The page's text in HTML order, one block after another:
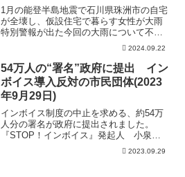
22日)
1月の能登半島地震で石川県珠洲市の自宅
が全壊し、仮設住宅で暮らす女性が大雨
特別警報が出た今回の大雨について不安
な気持ちを語りました。仮設住宅で暮ら
す女性「また、今朝の10時くらいみたい
になったらそれこそ床上浸水になった
ら、次どこへ私たちは行...
2024.09.22
54万人の“署名”政府に提出 イン
ボイス導入反対の市民団体(2023
年9月29日)
インボイス制度の中止を求める、約54万
人分の署名が政府に提出されました。
『STOP！インボイス』発起人 小泉な
つみさん：「制度開始が近くなってき
2023.09.29